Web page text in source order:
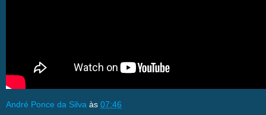
André Ponce da Silva às 07:46